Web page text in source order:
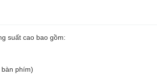
suất cao bao gồm:
phím)